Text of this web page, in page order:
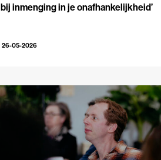
bij inmenging in je onafhankelijkheid’
26-05-2026